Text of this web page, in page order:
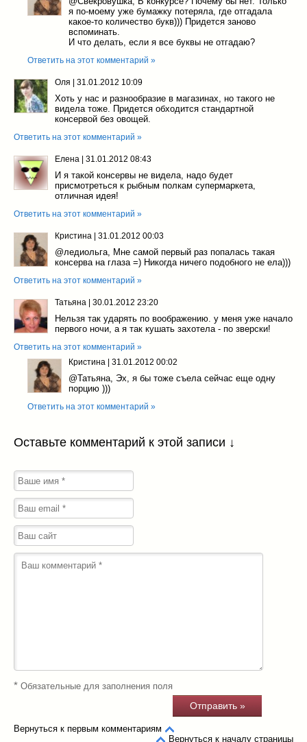
я по-моему уже бумажку потеряла, где отгадала
какое-то количество букв))) Придется заново
вспоминать.
И что делать, если я все буквы не отгадаю?
Ответить на этот комментарий »
Оля 31.01.2012 10:09
Хоть у нас и разнообразие в магазинах, но такого не
видела тоже. Придется обходится стандартной
консервой без овощей.
Ответить на этот комментарий »
Елена 31.01.2012 08:43
И я такой консервы не видела, надо будет
присмотреться к рыбным полкам супермаркета,
отличная идея!
Ответить на этот комментарий »
Кристина 31.01.2012 00:03
@ледиольга, Мне самой первый раз попалась такая
консерва на глаза =) Никогда ничего подобного не ела)))
Ответить на этот комментарий »
Татьяна 30.01.2012 23:20
Нельзя так ударять по воображению. у меня уже начало
первого ночи, а я так кушать захотела - по зверски!
Ответить на этот комментарий »
Кристина
31.01.2012 00:02
@Татьяна, Эх, я бы тоже съела сейчас еще одну
порцию )))
Ответить на этот комментарий »
Оставьте комментарий к этой записи ↓
* Обязательные для заполнения поля
Вернуться к первым комментариям
Вернуться к началу страницы